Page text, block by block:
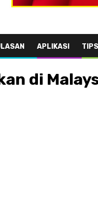
APLIKASI TIPS
di